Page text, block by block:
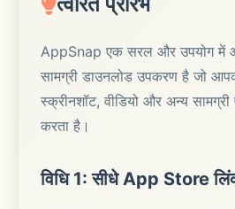
AppSnap एक सरल और उपयोग में
सामग्री डाउनलोड उपकरण है जो
स्क्रीनशॉट, वीडियो और अन्य
करता है।
विधि 1: सीधे App Store